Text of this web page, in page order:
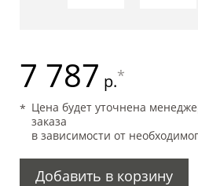
7 787 р.*
Цена будет уточнена
заказа
в зависимости от
Добавить в корзину